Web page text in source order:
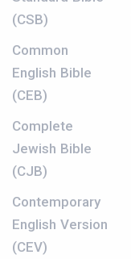
(CSB)
Common
English Bible
(CEB)
Complete
Jewish Bible
(CJB)
Contemporary
English Version
(CEV)